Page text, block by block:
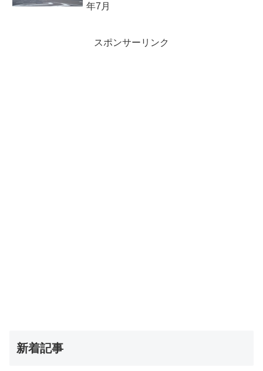
年7月
スポンサーリンク
新着記事